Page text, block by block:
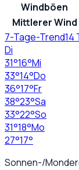
Windböen
Mittlerer Wind
7-Tage-Trend14
Di
31°16°Mi
33°14°Do
36°17°Fr
38°23°Sa
33°22°So
31°18°Mo
27°17°
Sonnen-/